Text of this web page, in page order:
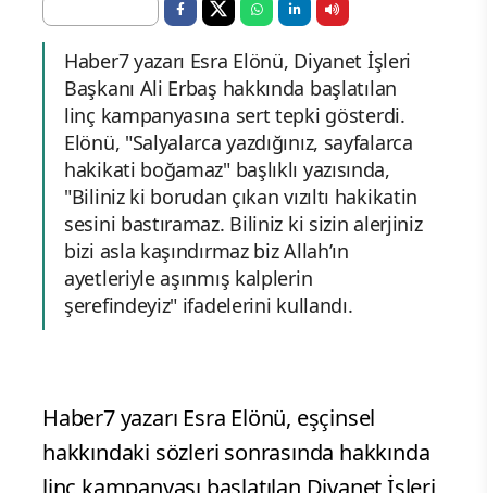
Haber7 yazarı Esra Elönü, Diyanet İşleri
Başkanı Ali Erbaş hakkında başlatılan
linç kampanyasına sert tepki gösterdi.
Elönü, "Salyalarca yazdığınız, sayfalarca
hakikati boğamaz" başlıklı yazısında,
"Biliniz ki borudan çıkan vızıltı hakikatin
sesini bastıramaz. Biliniz ki sizin alerjiniz
bizi asla kaşındırmaz biz Allah’ın
ayetleriyle aşınmış kalplerin
şerefindeyiz" ifadelerini kullandı.